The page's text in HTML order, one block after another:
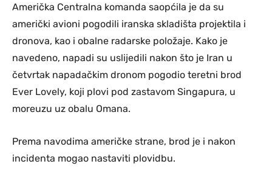
Američka Centralna komanda saopćila je da su
američki avioni pogodili iranska skladišta projektila i
dronova, kao i obalne radarske položaje. Kako je
navedeno, napadi su uslijedili nakon što je Iran u
četvrtak napadačkim dronom pogodio teretni brod
Ever Lovely, koji plovi pod zastavom Singapura, u
moreuzu uz obalu Omana.
Prema navodima američke strane, brod je i nakon
incidenta mogao nastaviti plovidbu.